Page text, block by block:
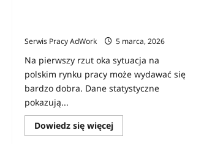
Serwis Pracy AdWork
5 marca, 2026
Na pierwszy rzut oka sytuacja na
polskim rynku pracy może wydawać się
bardzo dobra. Dane statystyczne
pokazują...
Dowiedz się więcejDowiedz
się